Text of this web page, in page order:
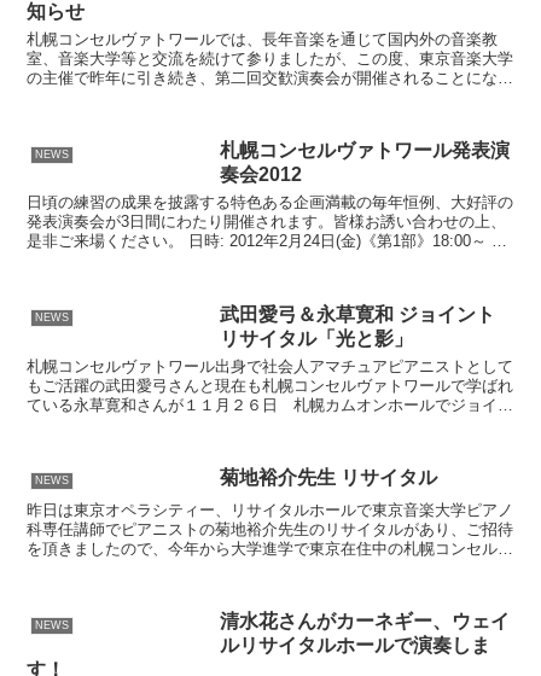
知らせ
札幌コンセルヴァトワールでは、長年音楽を通じて国内外の音楽教
室、音楽大学等と交流を続けて参りましたが、この度、東京音楽大学
の主催で昨年に引き続き、第二回交歓演奏会が開催されることになり
NEWS
札幌コンセルヴァトワール発表演
奏会2012
日頃の練習の成果を披露する特色ある企画満載の毎年恒例、大好評の
発表演奏会が3日間にわたり開催されます。皆様お誘い合わせの上、
是非ご来場ください。 日時: 2012年2月24日(金)《第1部》18:00～ 25
NEWS
武田愛弓＆永草寛和 ジョイント
リサイタル「光と影」
札幌コンセルヴァトワール出身で社会人アマチュアピアニストとして
もご活躍の武田愛弓さんと現在も札幌コンセルヴァトワールで学ばれ
ている永草寛和さんが１１月２６日 札幌カムオンホールでジョイン
NEWS 菊地裕介先生 リサイタル
昨日は東京オペラシティー、リサイタルホールで東京音楽大学ピアノ
科専任講師でピアニストの菊地裕介先生のリサイタルがあり、ご招待
を頂きましたので、今年から大学進学で東京在住中の札幌コンセルヴ
NEWS
清水花さんがカーネギー、ウェイ
ルリサイタルホールで演奏しま
す！